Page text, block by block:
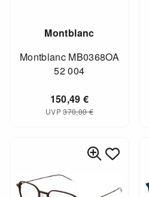
Montblanc
Montblanc MB0368OA
52 004
150,49€
UVP370,00€